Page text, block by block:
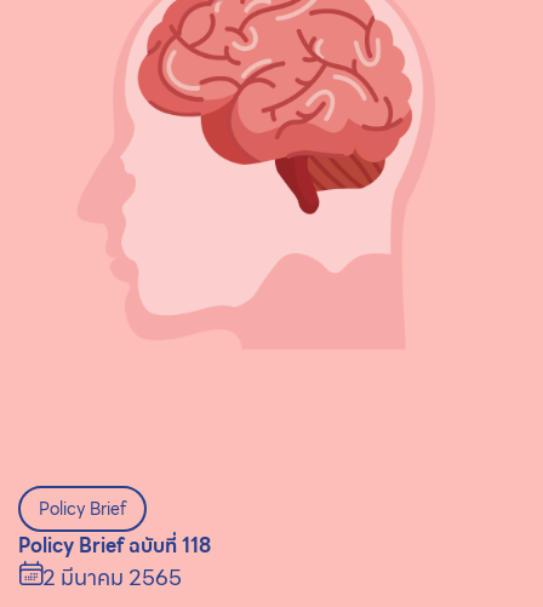
Policy Brief
Policy Brief ฉบับที่ 118
2 มีนาคม 2565